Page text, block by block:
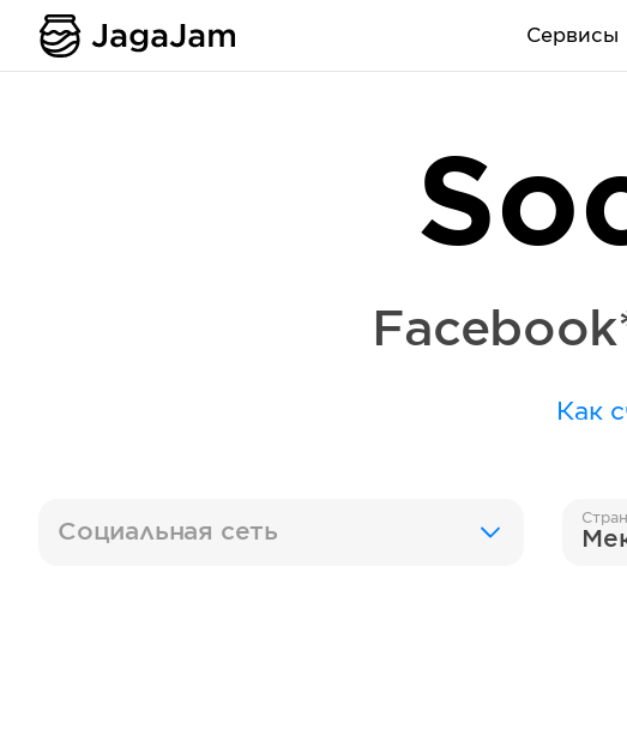
Сервисы
Как
Социальная сеть